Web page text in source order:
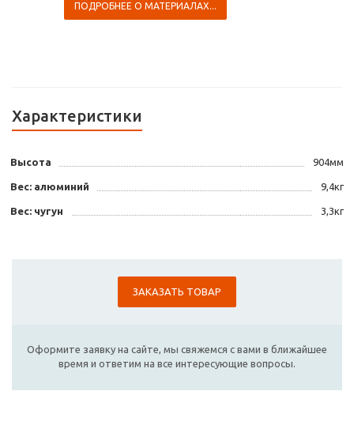
ПОДРОБНЕЕ О МАТЕРИАЛАХ...
Характеристики
Высота 904мм
Вес: алюминий 9,4кг
Вес: чугун 3,3кг
ЗАКАЗАТЬ ТОВАР
Оформите заявку на сайте, мы свяжемся с вами в ближайшее
время и ответим на все интересующие вопросы.